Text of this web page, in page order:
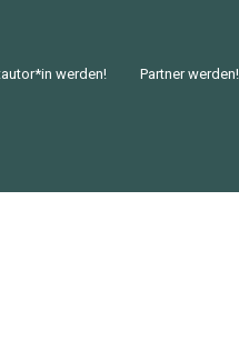
werden! Partner werden!